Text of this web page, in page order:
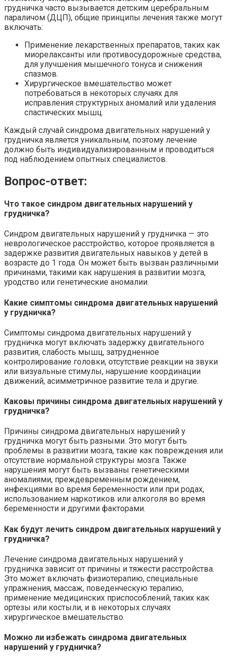
грудничка часто вызывается детским церебральным
параличом (ДЦП), общие принципы лечения также могут
включать:
Применение лекарственных препаратов, таких как
миорелаксанты или противосудорожные средства,
для улучшения мышечного тонуса и снижения
спазмов.
Хирургическое вмешательство может
потребоваться в некоторых случаях для
исправления структурных аномалий или удаления
спастических мышц.
Каждый случай синдрома двигательных нарушений у
грудничка является уникальным, поэтому лечение
должно быть индивидуализированным и проводиться
под наблюдением опытных специалистов.
Вопрос-ответ:
Что такое синдром двигательных нарушений у
грудничка?
Синдром двигательных нарушений у грудничка — это
неврологическое расстройство, которое проявляется в
задержке развития двигательных навыков у детей в
возрасте до 1 года. Он может быть вызван различными
причинами, такими как нарушения в развитии мозга,
уродство или генетические аномалии.
Какие симптомы синдрома двигательных нарушений
у грудничка?
Симптомы синдрома двигательных нарушений у
грудничка могут включать задержку двигательного
развития, слабость мышц, затрудненное
контролирование головки, отсутствие реакции на звуки
или визуальные стимулы, нарушение координации
движений, асимметричное развитие тела и другие.
Каковы причины синдрома двигательных нарушений у
грудничка?
Причины синдрома двигательных нарушений у
грудничка могут быть разными. Это могут быть
проблемы в развитии мозга, такие как повреждения или
отсутствие нормальной структуры мозга. Также
нарушения могут быть вызваны генетическими
аномалиями, преждевременным рождением,
инфекциями во время беременности или при родах,
использованием наркотиков или алкоголя во время
беременности и другими факторами.
Как будут лечить синдром двигательных нарушений у
грудничка?
Лечение синдрома двигательных нарушений у
грудничка зависит от причины и тяжести расстройства.
Это может включать физиотерапию, специальные
упражнения, массаж, поведенческую терапию,
применение медицинских приспособлений, таких как
ортезы или костыли, и в некоторых случаях
хирургическое вмешательство.
Можно ли избежать синдрома двигательных
нарушений у грудничка?